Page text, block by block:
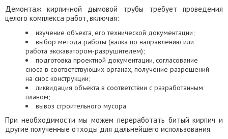
Демонтаж кирпичной дымовой трубы требует проведения
целого комплекса работ, включая:
изучение объекта, его технической документации;
выбор метода работы (валка по направлению или
работа экскаватором-разрушителем);
подготовка проектной документации, согласование
сноса в соответствующих органах, получение разрешений
на снос конструкции;
ликвидация объекта в соответствии с разработанным
планом;
вывоз строительного мусора.
При необходимости мы можем переработать битый кирпич и
другие полученные отходы для дальнейшего использования.